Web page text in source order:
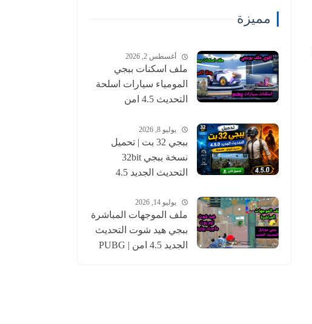
مميزة
أغسطس 2, 2026
ملف اسكنات ببجي
المومياء سيارات اسلحة
التحديث 4.5 امن
pubgskins
يوليو 8, 2026
ببجي 32 بت | تحميل
نسخة ببجي 32bit
التحديث الجديد 4.5
يوليو 14, 2026
ملف الموجهات المباشرة
ببجي هيد شوت التحديث
الجديد 4.5 امن | PUBG